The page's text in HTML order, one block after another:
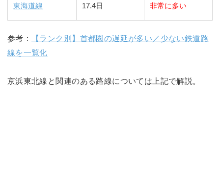
東海道線 17.4日 非常に多い
参考：
【ランク別】首都圏の遅延が多い／少ない鉄道路
線を一覧化
京浜東北線と関連のある路線については上記で解説。